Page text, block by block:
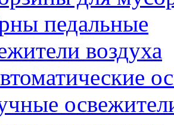
педальные
воздуха